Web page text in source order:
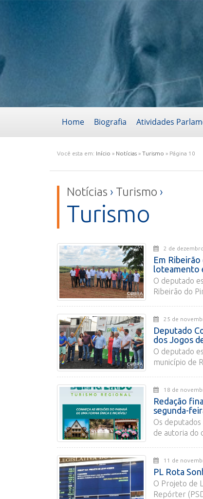
Home Biografia Atividades
Você esta em: Início » Notícias » Turismo » Página 10
Notícias › Turismo ›
Turismo
2 de
Em
loteamento
O deputado
Ribeirão do
25 de
Deputado
dos Jogos
O deputado
município de
18 de
Redação
segunda-
Os
de autoria do
11 de
PL Rota
O Projeto de
Repórter